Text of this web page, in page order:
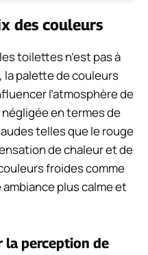
des couleurs
toilettes n’est pas à
la palette de couleurs
l’atmosphère de
en termes de
telles que le rouge
de chaleur et de
froides comme
plus calme et
la perception de